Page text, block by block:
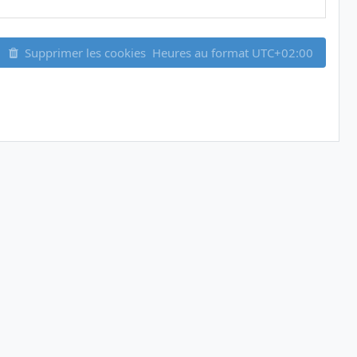
Supprimer les cookies Heures au format UTC+02:00